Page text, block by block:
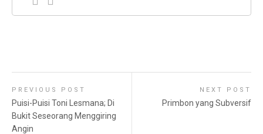
PREVIOUS POST
Puisi-Puisi Toni Lesmana; Di
Bukit Seseorang Menggiring
Angin
NEXT POST
Primbon yang Subversif